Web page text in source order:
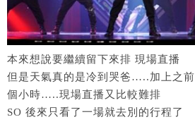
本來想說要繼續留下來排 現場直播
但是天氣真的是冷到哭爸…..加上之
個小時…..現場直播又比較難排
SO 後來只看了一場就去別的行程了